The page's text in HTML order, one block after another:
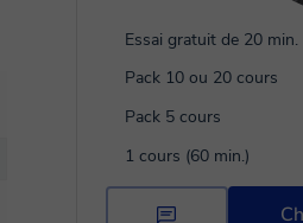
Essai gratuit de 20 min.
Pack 10 ou 20 cours
Pack 5 cours
1 cours (60 min.)